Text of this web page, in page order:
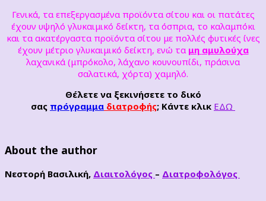
Γενικά, τα επεξεργασμένα προϊόντα σίτου και οι πατάτες
έχουν υψηλό γλυκαιμικό δείκτη, τα όσπρια, το καλαμπόκι
και τα ακατέργαστα προϊόντα σίτου με πολλές φυτικές ίνες
έχουν μέτριο γλυκαιμικό δείκτη, ενώ τα μη αμυλούχα
λαχανικά (μπρόκολο, λάχανο κουνουπίδι, πράσινα
σαλατικά, χόρτα) χαμηλό.
Θέλετε να ξεκινήσετε το δικό
σας πρόγραμμα διατροφής; Κάντε κλικ ΕΔΩ
About the author
Νεστορή Βασιλική, Διαιτολόγος – Διατροφολόγος